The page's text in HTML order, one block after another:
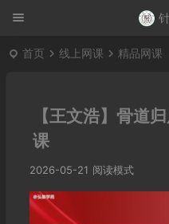
首页 线上网课 精品网课
【王文浩】骨道
课
2026-05-21 阅读模式